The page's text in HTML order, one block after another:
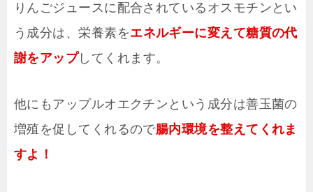
りんごジュースに配合されているオスモチンとい
う成分は、栄養素をエネルギーに変えて糖質の代
謝をアップしてくれます。
他にもアップルオエクチンという成分は善玉菌の
増殖を促してくれるので腸内環境を整えてくれま
すよ！